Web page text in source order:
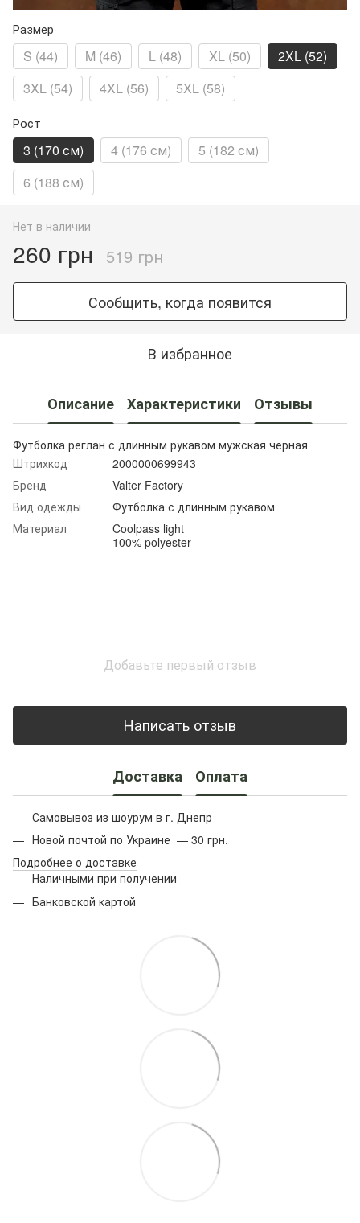
Размер
S (44) M (46) L (48) XL (50)
2XL (52)
3XL (54)
4XL (56) 5XL (58)
Рост
3 (170 см) 4 (176 см)
5 (182 см)
6 (188 см)
Нет в наличии
260 грн 519 грн
Сообщить, когда появится
В избранное
Описание Характеристики Отзывы
Футболка реглан с длинным рукавом мужская черная
Штрихкод
2000000699943
Бренд
Valter Factory
Вид одежды
Футболка с длинным рукавом
Материал
Coolpass light
100% polyester
Добавьте первый отзыв
Написать отзыв
Доставка Оплата
Самовывоз из шоурум в г. Днепр
Новой почтой по Украине — 30 грн.
Подробнее о доставке
Наличными при получении
Банковской картой